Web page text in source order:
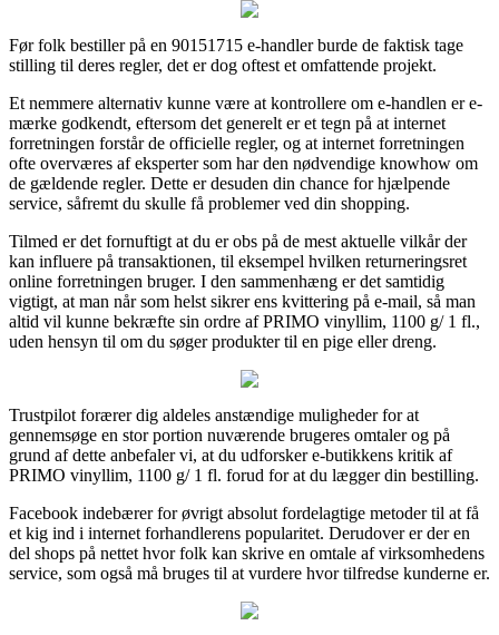
Før folk bestiller på en 90151715 e-handler burde de faktisk tage
stilling til deres regler, det er dog oftest et omfattende projekt.
Et nemmere alternativ kunne være at kontrollere om e-handlen er e-
mærke godkendt, eftersom det generelt er et tegn på at internet
forretningen forstår de officielle regler, og at internet forretningen
ofte overværes af eksperter som har den nødvendige knowhow om
de gældende regler. Dette er desuden din chance for hjælpende
service, såfremt du skulle få problemer ved din shopping.
Tilmed er det fornuftigt at du er obs på de mest aktuelle vilkår der
kan influere på transaktionen, til eksempel hvilken returneringsret
online forretningen bruger. I den sammenhæng er det samtidig
vigtigt, at man når som helst sikrer ens kvittering på e-mail, så man
altid vil kunne bekræfte sin ordre af PRIMO vinyllim, 1100 g/ 1 fl.,
uden hensyn til om du søger produkter til en pige eller dreng.
Trustpilot forærer dig aldeles anstændige muligheder for at
gennemsøge en stor portion nuværende brugeres omtaler og på
grund af dette anbefaler vi, at du udforsker e-butikkens kritik af
PRIMO vinyllim, 1100 g/ 1 fl. forud for at du lægger din bestilling.
Facebook indebærer for øvrigt absolut fordelagtige metoder til at få
et kig ind i internet forhandlerens popularitet. Derudover er der en
del shops på nettet hvor folk kan skrive en omtale af virksomhedens
service, som også må bruges til at vurdere hvor tilfredse kunderne er.